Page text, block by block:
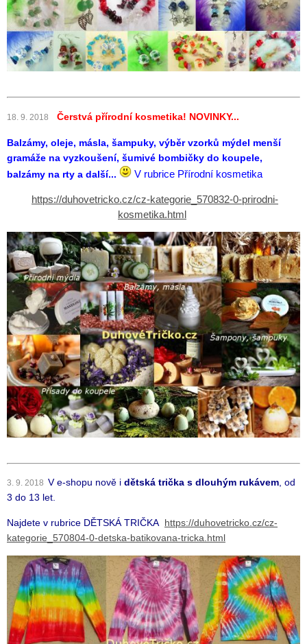
18. 9. 2018 Čerstvá přírodní kosmetika! NOVINKY...
Balzámy, oleje, másla, šampuky, výběr vzorků mýdel menší
gramáže na vyzkoušení, šumivé bombičky do koupele,
balzámy na rty a další...
V rubrice Přírodní kosmetika
https://duhovetricko.cz/cz-kategorie_570832-0-prirodni-
kosmetika.html
3. 9. 2018 V e-shopu nově i dětská trička s dlouhým rukávem , od
3 do 13 let.
Najdete v rubrice DĚTSKÁ TRIČKA https://duhovetricko.cz/cz-
kategorie_570804-0-detska-batikovana-tricka.html